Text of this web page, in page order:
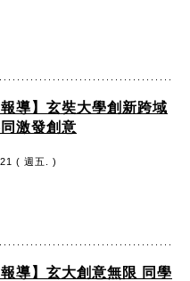
報導】玄奘大學創新跨域
激發創意
( 週五. )
報導】玄大創意無限 同學